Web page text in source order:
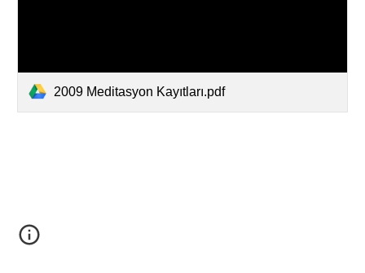
2009 Meditasyon Kayıtları.pdf